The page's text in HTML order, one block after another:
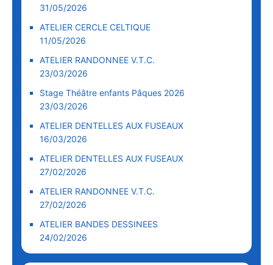
31/05/2026
ATELIER CERCLE CELTIQUE
11/05/2026
ATELIER RANDONNEE V.T.C.
23/03/2026
Stage Théâtre enfants Pâques 2026
23/03/2026
ATELIER DENTELLES AUX FUSEAUX
16/03/2026
ATELIER DENTELLES AUX FUSEAUX
27/02/2026
ATELIER RANDONNEE V.T.C.
27/02/2026
ATELIER BANDES DESSINEES
24/02/2026